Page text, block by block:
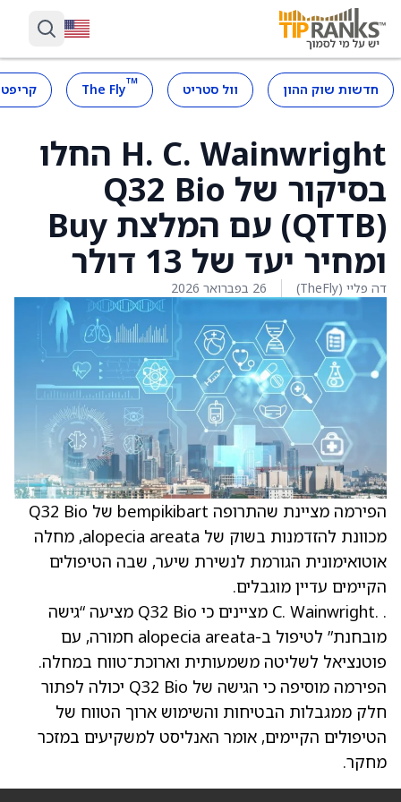
חדשות שוק ההון וול סטריט ™
The Fly
H. C. Wainwright החלו
בסיקור של Q32 Bio
‏(QTTB) עם המלצת Buy
ומחיר יעד של 13 דולר
דה פליי (TheFly) 26 בפברואר 2026
הפירמה מציינת שהתרופה bempikibart של Q32 Bio
מכוונת להזדמנות בשוק של alopecia areata, מחלה
אוטואימונית הגורמת לנשירת שיער, שבה הטיפולים
הקיימים עדיין מוגבלים.
. .C. Wainwright מציינים כי Q32 Bio מציעה “גישה
מובחנת” לטיפול ב-alopecia areata חמורה, עם
פוטנציאל לשליטה משמעותית וארוכת־טווח במחלה.
הפירמה מוסיפה כי הגישה של Q32 Bio יכולה לפתור
חלק ממגבלות הבטיחות והשימוש ארוך הטווח של
הטיפולים הקיימים, אומר האנליסט למשקיעים במזכר
מחקר.